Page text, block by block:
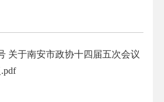
关于南安市政协十四届五次会议